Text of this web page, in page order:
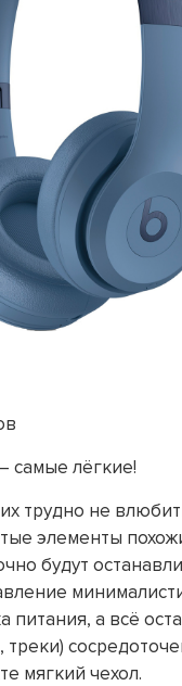
самые лёгкие!
трудно не
элементы
будут
питания, а всё
треки)
мягкий чехол.